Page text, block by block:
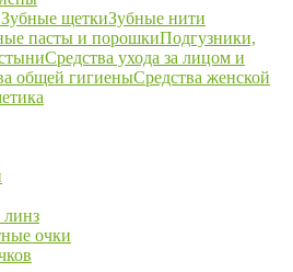
Зубные щеткиЗубные нити
пасты и порошкиПодгузники,
Средства ухода за лицом и
общей гигиеныСредства женской
линз
очки